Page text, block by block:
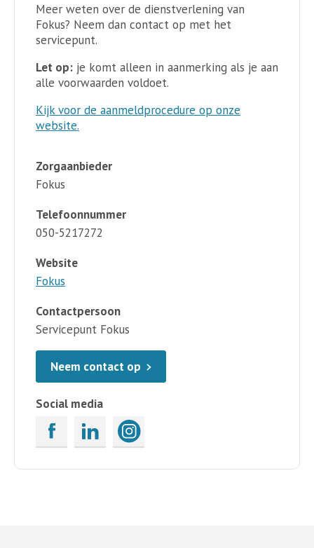
Meer weten over de dienstverlening van
Fokus? Neem dan contact op met het
servicepunt.
Let op: je komt alleen in aanmerking als je aan
alle voorwaarden voldoet.
Kijk voor de aanmeldprocedure op onze
website.
Zorgaanbieder
Fokus
Telefoonnummer
050-5217272
Website
Fokus
Contactpersoon
Servicepunt Fokus
Neem contact op
Social media